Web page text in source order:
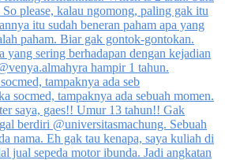
tampaknya ada seb